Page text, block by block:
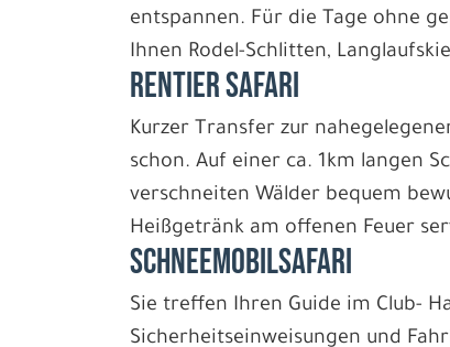
entspannen. Für die Tage ohne
Ihnen Rodel-Schlitten,
RENTIER SAFARI
Kurzer Transfer zur
schon. Auf einer ca. 1km langen
verschneiten Wälder bequem
Heißgetränk am offenen Feuer
SCHNEEMOBILSAFARI
Sie treffen Ihren Guide im Club-
Sicherheitseinweisungen und